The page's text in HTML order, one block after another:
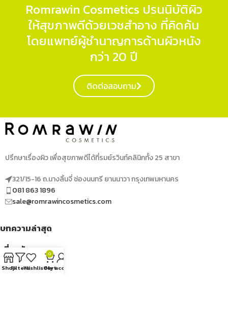
Romrawin Cosmetics ปรนนิบัติผิว
ให้สุขภาพดีด้วยเวชสำอาง ที่คิดค้น
โดยแพทย์ผู้ชำนาญการด้านผิวหนัง
กว่า 20 ปี
ติดต่อสอบถาม
ปรึกษาเรื่องผิว เพื่อสุขภาพดีได้ที่รมย์รวินท์คลินิกทั้ง 25 สาขา
321/15-16 ถ.นางลิ้นจี่ ช่องนนทรี ยานนาวา กรุงเทพมหานคร
081 863 1896
sale@romrawincosmetics.com
บทความล่าสุด
เกี่ยวกับเรา
เมนูด่วน
ShopFiltersWishlist
0
Cart
My account